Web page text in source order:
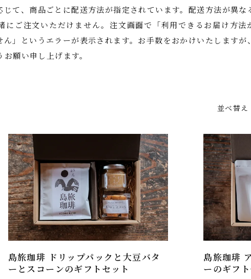
じて、商品ごとに配送方法が指定されています。配送方法が異な
にご注文いただけません。注文画面で「利用できるお届け方法
」というエラーが表示されます。お手数をおかけいたしますが
願い申し上げます。
並べ替え
島旅珈琲 ドリップパックと大豆バタ
ーとスコーンのギフトセット
島旅珈琲
ーのギフ